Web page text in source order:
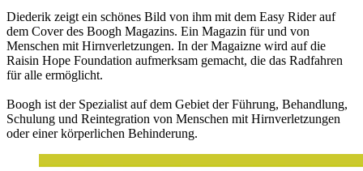
Diederik zeigt ein schönes Bild von ihm mit dem Easy Rider auf
dem Cover des Boogh Magazins. Ein Magazin für und von
Menschen mit Hirnverletzungen. In der Magaizne wird auf die
Raisin Hope Foundation aufmerksam gemacht, die das Radfahren
für alle ermöglicht.
Boogh ist der Spezialist auf dem Gebiet der Führung, Behandlung,
Schulung und Reintegration von Menschen mit Hirnverletzungen
oder einer körperlichen Behinderung.